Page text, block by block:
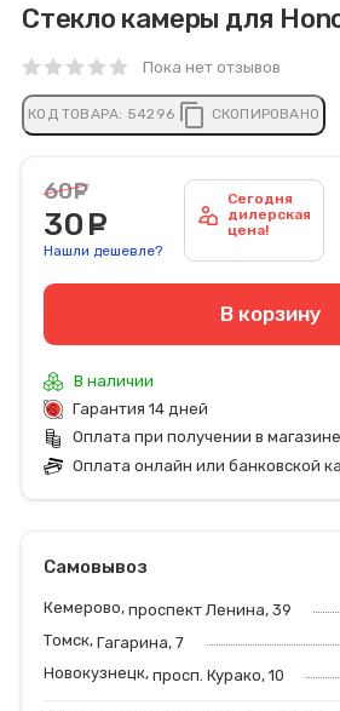
Стекло камеры для
Пока нет отзывов
КОД ТОВАРА: 54296 content_copy СКОПИРОВАНО
60 руб.
30 руб.
Нашли дешевле?
Сегодня
дилерская
цена!
В корзину
В наличии
Гарантия 14 дней
Оплата при получении в магазине
Оплата онлайн или банковской
Самовывоз
Кемерово, проспект Ленина, 39
Томск, Гагарина, 7
Новокузнецк, просп. Курако, 10